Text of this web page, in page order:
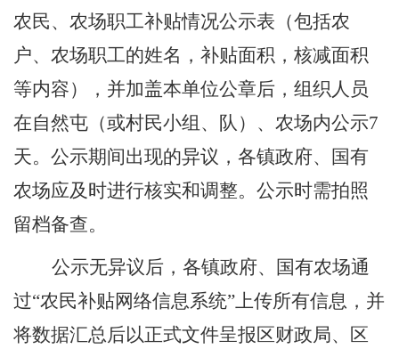
农民、农场职工补贴情况公示表（包括农
户、农场职工的姓名 ， 补贴面积 ， 核减面积
等内容）， 并加盖本单位公章后，组织人员
在自然屯（或村民小组、队）、农场内公示7
天。公示期间出现的异议， 各镇政府、国有
农场应及时进行核实和调整。公示时需拍照
留档备查。
公示无异议后， 各镇政府、国有农场通
过“农民补贴网络信息系统”上传所有信息 ， 并
将数据汇总后以正式文件呈报区财政局、
区